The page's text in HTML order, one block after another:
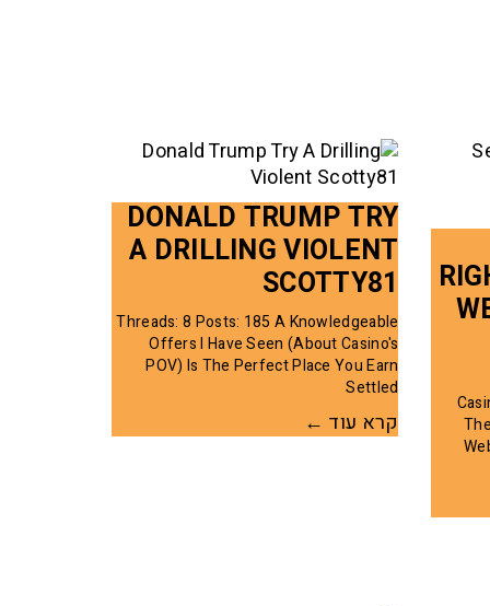
DONALD TRUMP TRY
A DRILLING VIOLENT
SCOTTY81
Threads: 8 Posts: 185 A Knowledgeable
Offers I Have Seen (about Casino's
POV) Is The Perfect Place You Earn
Settled
קרא עוד ←